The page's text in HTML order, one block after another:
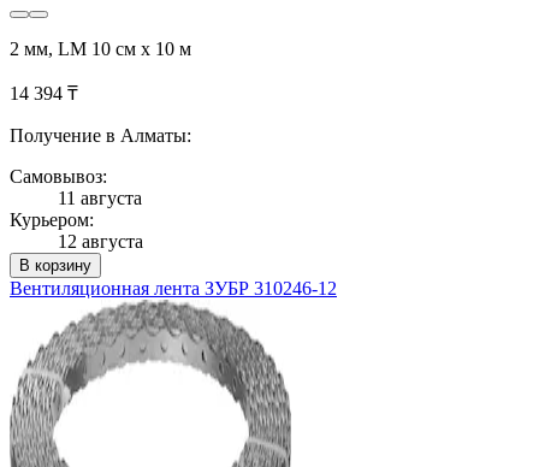
2 мм, LM 10 см х 10 м
14 394 ₸
Получение в Алматы:
Самовывоз:
11 августа
Курьером:
12 августа
В корзину
Вентиляционная лента ЗУБР 310246-12